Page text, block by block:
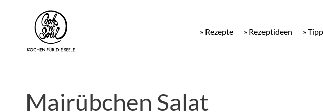
»
» Rezeptideen
» Rezepte
Mairübchen Salat